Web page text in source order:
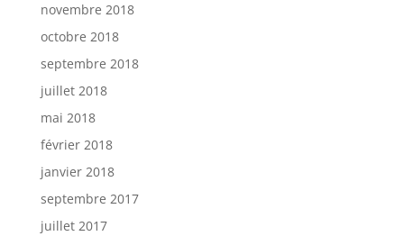
novembre 2018
octobre 2018
septembre 2018
juillet 2018
mai 2018
février 2018
janvier 2018
septembre 2017
juillet 2017